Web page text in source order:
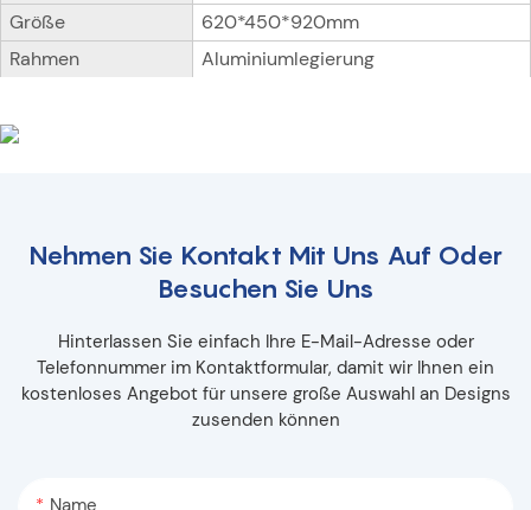
Größe
620*450*920mm
Rahmen
Aluminiumlegierung
Nehmen Sie Kontakt Mit Uns Auf Oder
Besuchen Sie Uns
Hinterlassen Sie einfach Ihre E-Mail-Adresse oder
Telefonnummer im Kontaktformular, damit wir Ihnen ein
kostenloses Angebot für unsere große Auswahl an Designs
zusenden können
Name